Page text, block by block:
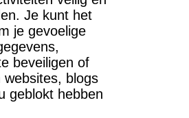
Je kunt het
je gevoelige
beveiligen of
blogs
geblokt hebben